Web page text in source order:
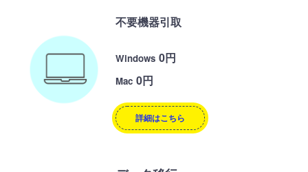
不要機器引取
Windows 0円
Mac 0円
詳細はこちら